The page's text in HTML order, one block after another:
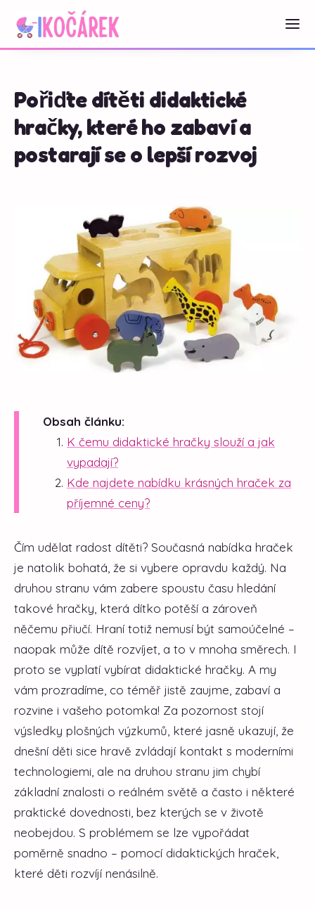
Pořiďte dítěti didaktické
hračky, které ho zabaví a
postarají se o lepší rozvoj
Obsah článku:
K čemu didaktické hračky slouží a jak
vypadají?
Kde najdete nabídku krásných hraček za
příjemné ceny?
Čím udělat radost dítěti? Současná nabídka hraček
je natolik bohatá, že si vybere opravdu každý. Na
druhou stranu vám zabere spoustu času hledání
takové hračky, která dítko potěší a zároveň
něčemu přiučí. Hraní totiž nemusí být samoúčelné –
naopak může dítě rozvíjet, a to v mnoha směrech. I
proto se vyplatí vybírat didaktické hračky. A my
vám prozradíme, co téměř jistě zaujme, zabaví a
rozvine i vašeho potomka! Za pozornost stojí
výsledky plošných výzkumů, které jasně ukazují, že
dnešní děti sice hravě zvládají kontakt s moderními
technologiemi, ale na druhou stranu jim chybí
základní znalosti o reálném světě a často i některé
praktické dovednosti, bez kterých se v životě
neobejdou. S problémem se lze vypořádat
poměrně snadno – pomocí didaktických hraček,
které děti rozvíjí nenásilně.